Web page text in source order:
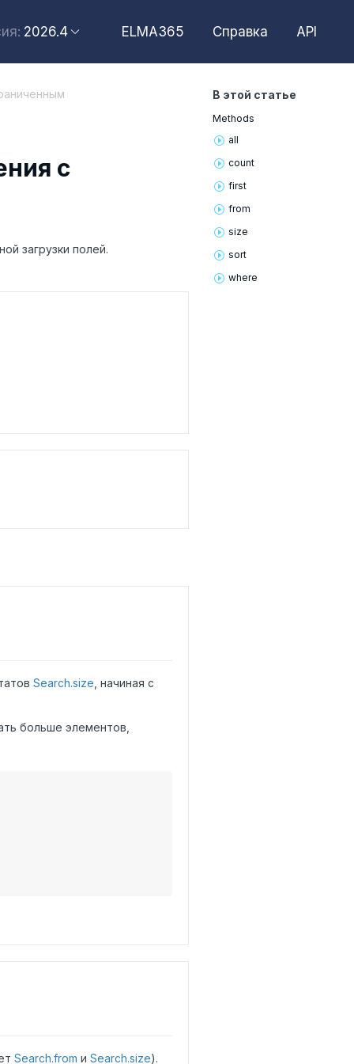
2026.42026.6
2026.4
2026.2
ELMA365 Справка API
с
загрузки полей.
Search.size , начиная с
больше элементов,
Search.from и Search.size).
В этой статье
Methods
all
count
first
from
size
sort
where